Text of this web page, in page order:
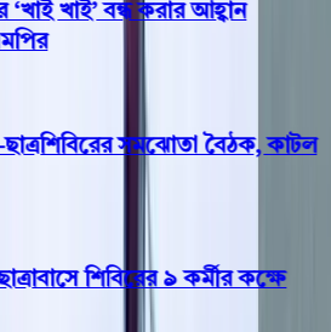
খাই’ বন্ধ করার আহ্বান
সমঝোতা বৈঠক, কাটল
শিবিরের ৯ কর্মীর কক্ষে